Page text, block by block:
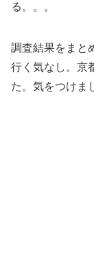
る。。。
調査結果をまと
行く気なし。京
た。気をつけま